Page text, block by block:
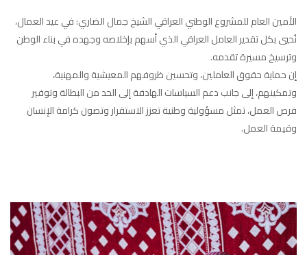
الأمين العام للمشروع الوطني العراقي الشيخ جمال الضاري: في عيد العمال،
نُحيي بكل تقدير العامل العراقي الذي أسهم بإخلاصه وجهده في بناء الوطن
وترسيخ مسيرة تقدمه.
إن حماية حقوق العاملين، وتحسين ظروفهم المعيشية والمهنية،
وتمكينهم، إلى جانب دعم السياسات الهادفة إلى الحد من البطالة وتوفير
فرص العمل، تمثل مسؤولية وطنية تعزز الاستقرار وتصون كرامة الإنسان
وقيمة العمل.